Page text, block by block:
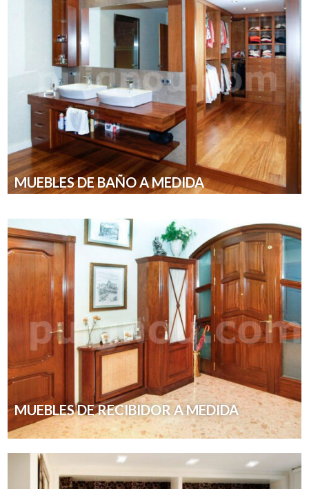
MUEBLES DE BAÑO A MEDIDA
MUEBLES DE RECIBIDOR A MEDIDA